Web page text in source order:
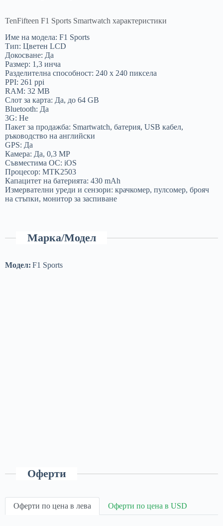
TenFifteen F1 Sports Smartwatch характеристики
Име на модела: F1 Sports
Тип: Цветен LCD
Докосване: Да
Размер: 1,3 инча
Разделителна способност: 240 x 240 пиксела
PPI: 261 ppi
RAM: 32 MB
Слот за карта: Да, до 64 GB
Bluetooth: Да
3G: Не
Пакет за продажба: Smartwatch, батерия, USB кабел,
ръководство на английски
GPS: Да
Камера: Да, 0,3 MP
Съвместима ОС: iOS
Процесор: MTK2503
Капацитет на батерията: 430 mAh
Измервателни уреди и сензори: крачкомер, пулсомер, брояч
на стъпки, монитор за заспиване
Марка/Модел
Модел: F1 Sports
Оферти
Оферти по цена в лева Оферти по цена в USD